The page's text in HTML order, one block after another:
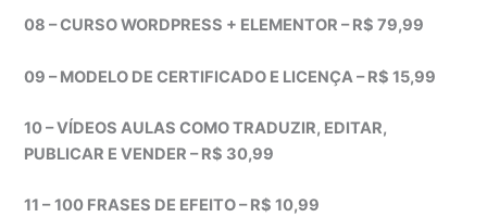
08 – CURSO WORDPRESS + ELEMENTOR – R$ 79,99
09 – MODELO DE CERTIFICADO E LICENÇA – R$ 15,99
10 – VÍDEOS AULAS COMO TRADUZIR, EDITAR,
PUBLICAR E VENDER – R$ 30,99
11 – 100 FRASES DE EFEITO – R$ 10,99